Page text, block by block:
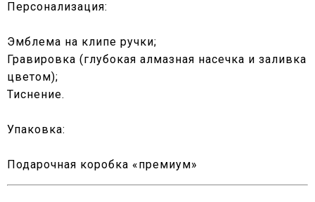
Персонализация:
Эмблема на клипе ручки;
Гравировка (глубокая алмазная насечка и заливка
цветом);
Тиснение.
Упаковка:
Подарочная коробка «премиум»